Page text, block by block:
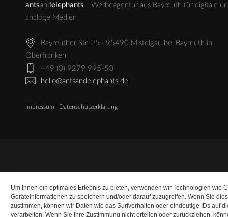
Um Ihnen ein optimales Erlebnis zu bieten, verwenden wir Technologien wie
Geräteinformationen zu speichern und/oder darauf zuzugreifen. Wenn Sie
zustimmen, können wir Daten wie das Surfverhalten oder eindeutige IDs auf
verarbeiten. Wenn Sie Ihre Zustimmung nicht erteilen oder zurückziehen,
antsandelephants - Werbeagentur aus Bayreuth für digitale
analoge Medien
Bayreuther Str. 25 · 95490 Mistelgau bei Bayreuth in
Oberfranken
+49 (0) 9279 995-50
hello@antsandelephants.de
Impressum · Datenschutzerklärung